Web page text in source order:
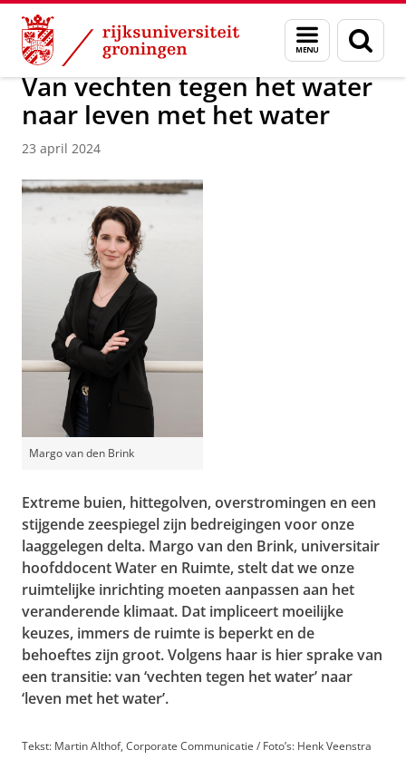
Skip
Content
Skip
Navigation
Menu
en
zoeken
Over ons Actueel Nieuws
Van vechten tegen het water
naar leven met het water
23 april 2024
Margo van den Brink
Extreme buien, hittegolven, overstromingen en een
stijgende zeespiegel zijn bedreigingen voor onze
laaggelegen delta. Margo van den Brink, universitair
hoofddocent Water en Ruimte, stelt dat we onze
ruimtelijke inrichting moeten aanpassen aan het
veranderende klimaat. Dat impliceert moeilijke
keuzes, immers de ruimte is beperkt en de
behoeftes zijn groot. Volgens haar is hier sprake van
een transitie: van ‘vechten tegen het water’ naar
‘leven met het water’.
Tekst: Martin Althof, Corporate Communicatie / Foto’s: Henk Veenstra